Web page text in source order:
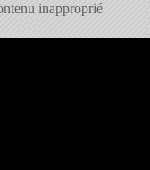
inapproprié